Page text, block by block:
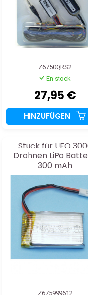
Z6750QRS2
En stock
27,95 €
HINZUFÜGEN
Stück für UFO
Drohnen LiPo
300 mAh
Z675999612